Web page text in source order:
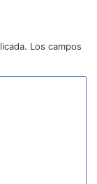
Los campos